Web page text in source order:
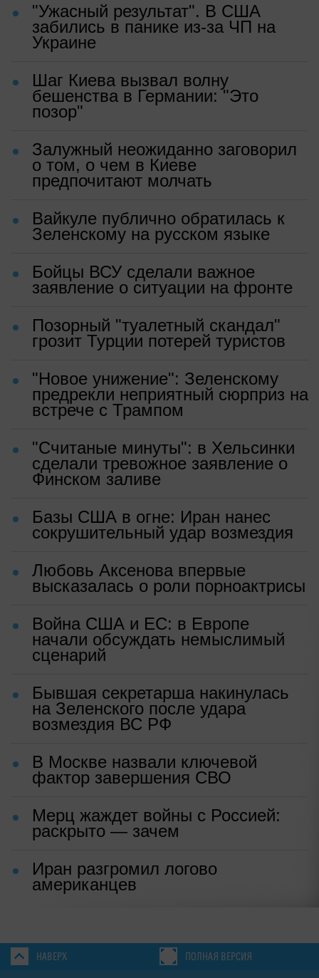
"Ужасный результат". В США
забились в панике из-за ЧП на
Украине
Шаг Киева вызвал волну
бешенства в Германии: "Это
позор"
Залужный неожиданно заговорил
о том, о чем в Киеве
предпочитают молчать
Вайкуле публично обратилась к
Зеленскому на русском языке
Бойцы ВСУ сделали важное
заявление о ситуации на фронте
Позорный "туалетный скандал"
грозит Турции потерей туристов
"Новое унижение": Зеленскому
предрекли неприятный сюрприз на
встрече с Трампом
"Считаные минуты": в Хельсинки
сделали тревожное заявление о
Финском заливе
Базы США в огне: Иран нанес
сокрушительный удар возмездия
Любовь Аксенова впервые
высказалась о роли порноактрисы
Война США и ЕС: в Европе
начали обсуждать немыслимый
сценарий
Бывшая секретарша накинулась
на Зеленского после удара
возмездия ВС РФ
В Москве назвали ключевой
фактор завершения СВО
Мерц жаждет войны с Россией:
раскрыто — зачем
Иран разгромил логово
американцев
НАВЕРХ ПОЛНАЯ ВЕРСИЯ